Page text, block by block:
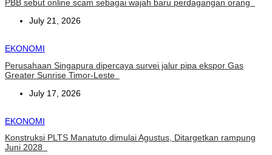
PBB sebut online scam sebagai wajah baru perdagangan orang
July 21, 2026
EKONOMI
Perusahaan Singapura dipercaya survei jalur pipa ekspor Gas
Greater Sunrise Timor-Leste
July 17, 2026
EKONOMI
Konstruksi PLTS Manatuto dimulai Agustus, Ditargetkan rampung
Juni 2028